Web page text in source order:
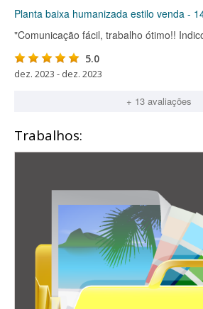
Planta baixa humanizada estilo venda -
"Comunicação fácil, trabalho ótimo!!
5.0
dez. 2023 - dez. 2023
+ 13 avaliações
Trabalhos: